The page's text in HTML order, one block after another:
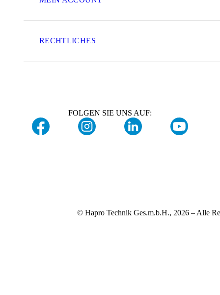
RECHTLICHES
FOLGEN SIE UNS AUF:
© Hapro Technik Ges.m.b.H., 2026 – Alle